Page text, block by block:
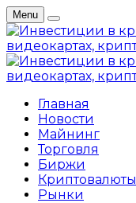
Menu
Главная
Новости
Майнинг
Торговля
Биржи
Криптовалюты
Рынки